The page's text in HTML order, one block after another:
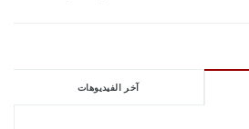
آخر الفيديوهات